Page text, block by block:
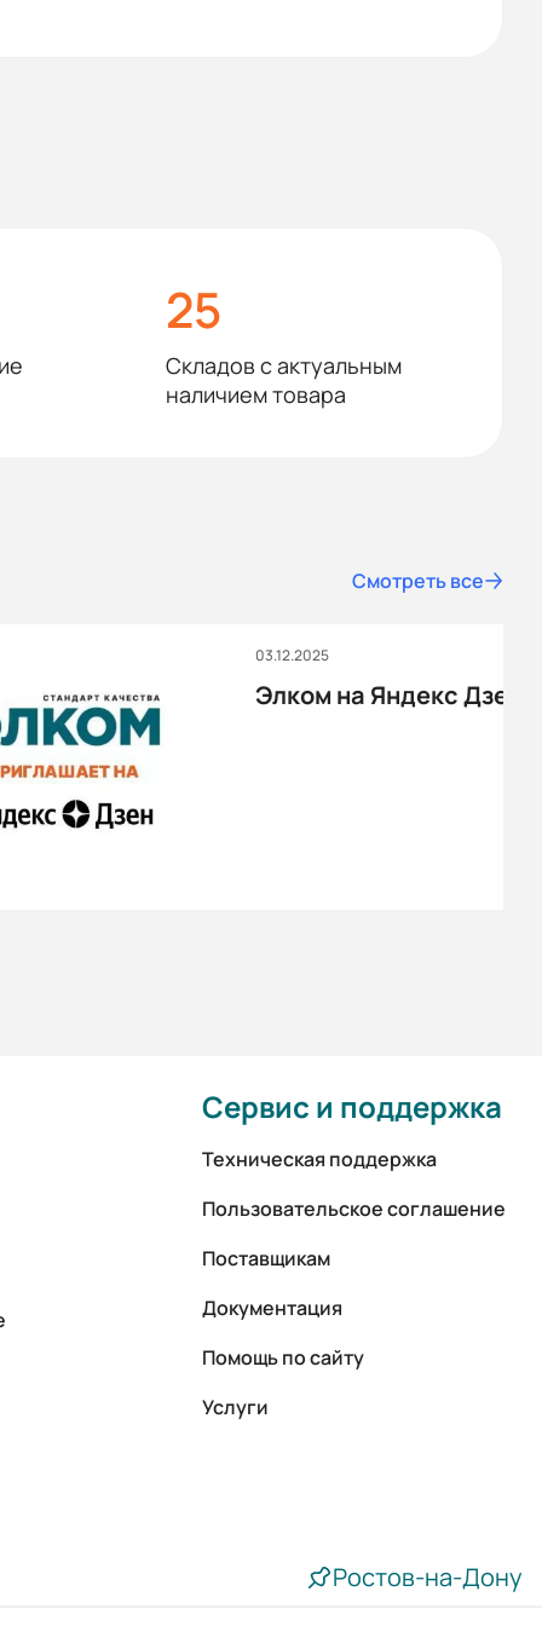
25
Складов с актуальным
наличием товара
Смотреть все
03.12.2025
Элком на Яндекс Дзен!
Сервис и поддержка
Техническая поддержка
Пользовательское соглашение
Поставщикам
Документация
Помощь по сайту
Услуги
Ростов-на-Дону